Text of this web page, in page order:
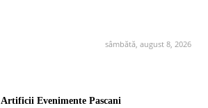
sâmbătă, august 8, 2026
Artificii Evenimente Pascani